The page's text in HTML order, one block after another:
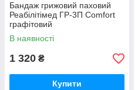
Бандаж грижовий паховий
Реабілітімед ГР-3П Comfort
графітовий
В наявності
1 320 ₴
Купити